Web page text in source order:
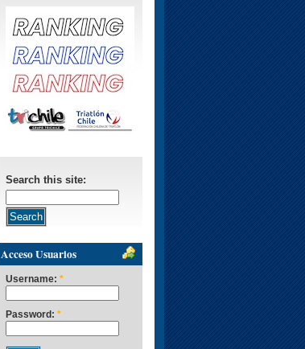
Search this site:
Acceso Usuarios
Username: *
Password: *